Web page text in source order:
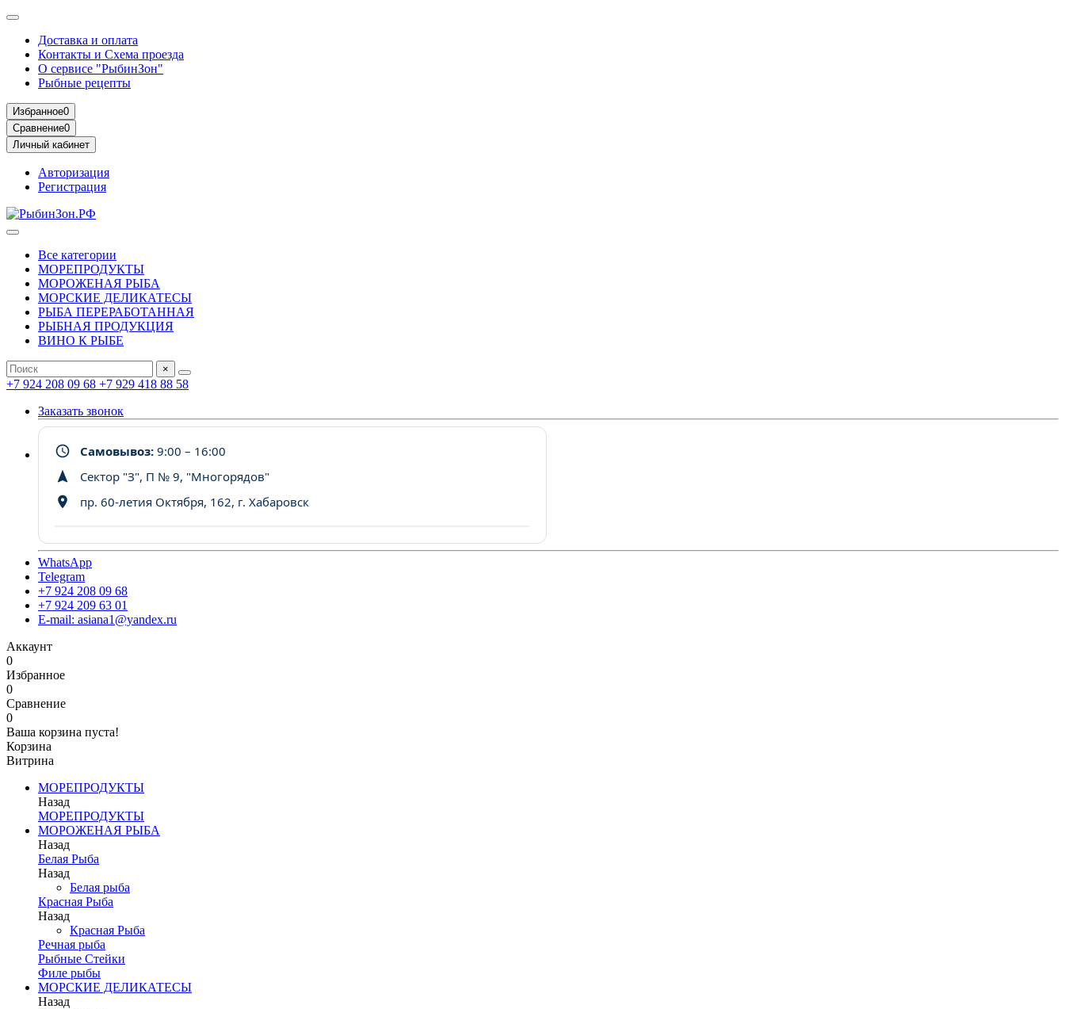
Доставка и оплата
Контакты и Схема проезда
О сервисе "РыбинЗон"
Рыбные рецепты
Избранное0
Сравнение0
Личный кабинет
Авторизация
Регистрация
Все категории
МОРЕПРОДУКТЫ
МОРОЖЕНАЯ РЫБА
МОРСКИЕ ДЕЛИКАТЕСЫ
РЫБА ПЕРЕРАБОТАННАЯ
РЫБНАЯ ПРОДУКЦИЯ
ВИНО К РЫБЕ
×
+7 924 208 09 68 +7 929 418 88 58
Заказать звонок
Самовывоз: 9:00 – 16:00
Сектор "З", П № 9, "Многорядов"
пр. 60-летия Октября, 162, г. Хабаровск
WhatsApp
Telegram
+7 924 208 09 68
+7 924 209 63 01
E-mail: asiana1@yandex.ru
Аккаунт
0
Избранное
0
Сравнение
0
Ваша корзина пуста!
Корзина
Витрина
МОРЕПРОДУКТЫ
Назад
МОРЕПРОДУКТЫ
МОРОЖЕНАЯ РЫБА
Назад
Белая Рыба
Назад
Белая рыба
Красная Рыба
Назад
Красная Рыба
Речная рыба
Рыбные Стейки
Филе рыбы
МОРСКИЕ ДЕЛИКАТЕСЫ
Назад